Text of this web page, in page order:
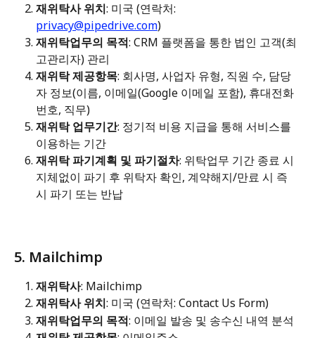
재위탁사 위치: 미국 (연락처:
privacy@pipedrive.com)
재위탁업무의 목적: CRM 플랫폼을 통한 법인 고객(최
고관리자) 관리
재위탁 제공항목: 회사명, 사업자 유형, 직원 수, 담당
자 정보(이름, 이메일(Google 이메일 포함), 휴대전화
번호, 직무)
재위탁 업무기간: 정기적 비용 지급을 통해 서비스를
이용하는 기간
재위탁 파기계획 및 파기절차: 위탁업무 기간 종료 시
지체없이 파기 후 위탁자 확인, 계약해지/만료 시 즉
시 파기 또는 반납
5. Mailchimp
재위탁사: Mailchimp
재위탁사 위치: 미국 (연락처: Contact Us Form)
재위탁업무의 목적: 이메일 발송 및 송수신 내역 분석